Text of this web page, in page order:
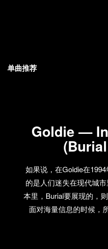
Goldie —
如果说，在Goldie在
的是人们迷失在现代城
本里，Burial要展现的，
面对海量信息的时候，
单曲推荐